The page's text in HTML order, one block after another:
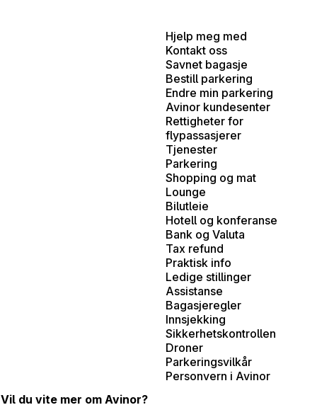
Hjelp meg med
Kontakt oss
Savnet bagasje
Bestill parkering
Endre min parkering
Avinor kundesenter
Rettigheter for
flypassasjerer
Tjenester
Parkering
Shopping og mat
Lounge
Bilutleie
Hotell og konferanse
Bank og Valuta
Tax refund
Praktisk info
Ledige stillinger
Assistanse
Bagasjeregler
Innsjekking
Sikkerhetskontrollen
Droner
Parkeringsvilkår
Personvern i Avinor
Vil du vite mer om Avinor?